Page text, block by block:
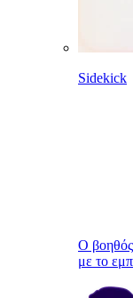
Sidekick
Ο βοηθός
με το